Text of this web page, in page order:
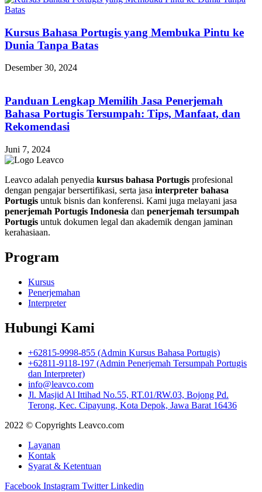
Kursus Bahasa Portugis yang Membuka Pintu ke
Dunia Tanpa Batas
Desember 30, 2024
Panduan Lengkap Memilih Jasa Penerjemah
Bahasa Portugis Tersumpah: Tips, Manfaat, dan
Rekomendasi
Juni 7, 2024
Leavco adalah penyedia kursus bahasa Portugis profesional
dengan pengajar bersertifikasi, serta jasa interpreter bahasa
Portugis untuk bisnis dan konferensi. Kami juga melayani jasa
penerjemah Portugis Indonesia dan penerjemah tersumpah
Portugis untuk dokumen legal dan akademik dengan jaminan
kerahasiaan.
Program
Kursus
Penerjemahan
Interpreter
Hubungi Kami
+62815-9998-855 (Admin Kursus Bahasa Portugis)
+62811-9118-197 (Admin Penerjemah Tersumpah Portugis
dan Interpreter)
info@leavco.com
Jl. Masjid Al Ittihad No.55, RT.01/RW.03, Bojong Pd.
Terong, Kec. Cipayung, Kota Depok, Jawa Barat 16436
2022 © Copyrights Leavco.com
Layanan
Kontak
Syarat & Ketentuan
Facebook Instagram Twitter Linkedin